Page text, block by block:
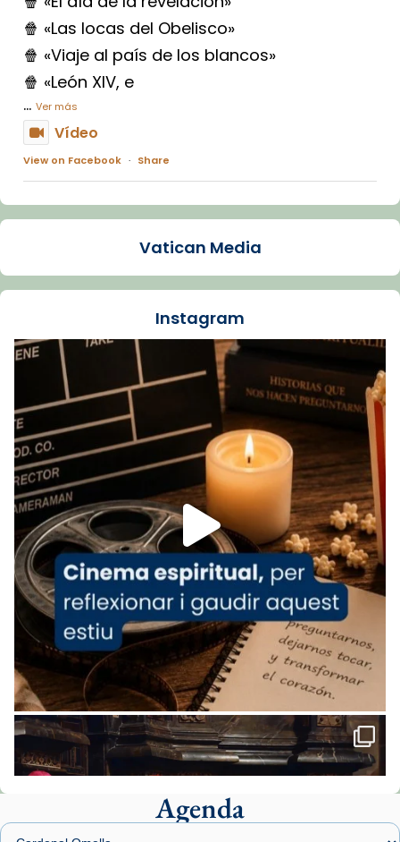
🍿 «Las locas del Obelisco»
🍿 «Viaje al país de los blancos»
🍿 «León XIV, e
... Ver más
Vídeo
View on Facebook · Share
Arquebisbat de Barcelona
La Carmina va patir depressió. Fa gairebé
dos mesos, a l'Estadi Lluís Companys, la
Recupera l'entrevista comp
Vatican
tican News 👇
www.vaticannews.va/es/iglesia/news/2026-
07/carmina-historia-depresion-papa-viaje-
espana-testimoni...
Foto
View on Facebook · Share
Arquebisbat de Barcelona
2 weeks ago
«Avui les santes Juliana i Semproniana ens
ajuden a alçar la mirada»
Mons. Sergi Gordo, bisbe de Tortosa, ha
presidit aquest 27 de juliol la missa de Les
Santes de Mataró.
🔗 tinyurl.com/cvu5jmbk
📸 J. Merino
Vatican Media
Instagram
Agenda